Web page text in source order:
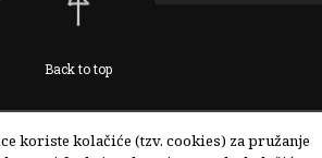
Back to top
koriste kolačiće (tzv. cookies) za pružanje